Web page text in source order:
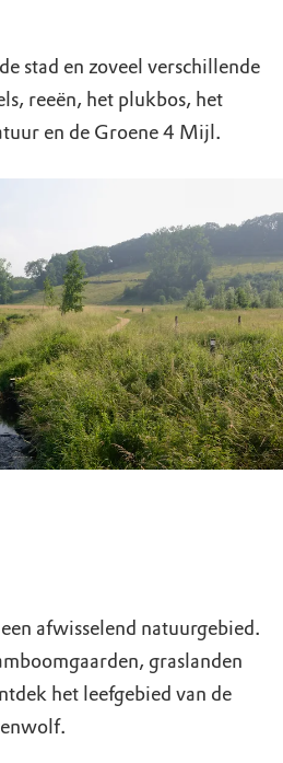
stad en zoveel verschillende
reeën, het plukbos, het
en de Groene 4 Mijl.
afwisselend natuurgebied.
graslanden
het leefgebied van de